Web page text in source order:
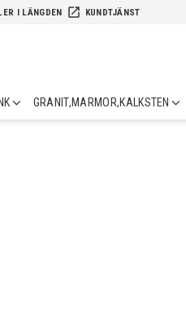
I LÄNGDEN launch KUNDTJÄNST
GRANIT,MARMOR,KALKSTEN